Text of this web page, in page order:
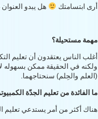
أرى ابتسامتك هل يبدو
مهمة مستحيلة؟
أغلب الناس يعتقدون أن تعليم
ولكنه في الحقيقة ممكن بسهوله
(العلم والحِلم) سنحتاجهما.
ما الفائدة من تعليم الجدّة
هناك أكثر من أمر يستدعي تعليم